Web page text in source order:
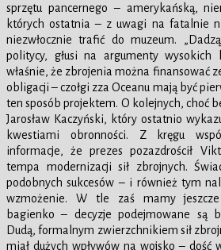
sprzętu pancernego – amerykańską,
których ostatnia – z uwagi na fatalnie
niezwłocznie trafić do muzeum.
politycy, głusi na argumenty wysokich
właśnie, że zbrojenia można finansować
obligacji – czołgi zza Oceanu mają być
ten sposób projektem. O kolejnych, choć
Jarosław Kaczyński, który ostatnio
kwestiami obronności. Z kręgu
informacje, że prezes pozazdrościł
tempa modernizacji sił zbrojnych.
podobnych sukcesów – i również tym
wzmożenie. W tle zaś mamy
bagienko – decyzje podejmowane są
Dudą, formalnym zwierzchnikiem sił
miał dużych wpływów na wojsko – dość